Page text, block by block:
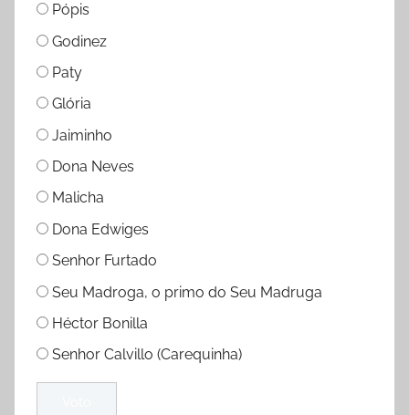
Pópis
Godinez
Paty
Glória
Jaiminho
Dona Neves
Malicha
Dona Edwiges
Senhor Furtado
Seu Madroga, o primo do Seu Madruga
Héctor Bonilla
Senhor Calvillo (Carequinha)